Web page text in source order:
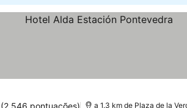
(2.546 pontuações) a 1.3 km de Plaza de la